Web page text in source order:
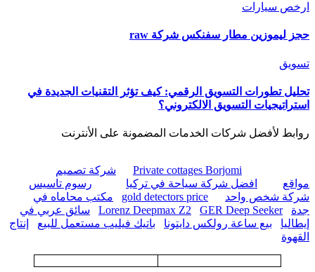
ارخص سيارات
حجز ليموزين مطار سفنكس شركة raw
تسويق
تحليل تطورات التسويق الرقمي: كيف تؤثر التقنيات الجديدة في
استراتيجيات التسويق الالكتروني؟
روابط لأفضل شركات الخدمات المضمونة على الأنترنت
Private cottages Borjomi
شركة تصميم
مواقع
افضل شركة سياحة في تركيا
رسوم تاسيس
شركة شخص واحد
gold detectors price
مكتب محاماه في
جدة
Lorenz Deepmax Z2 GER Deep Seeker
سائق عربي في
إيطاليا
بيع ساعة رولكس دايتونا باتيك فيليب مستعمل للبيع
إنتاج
القهوة